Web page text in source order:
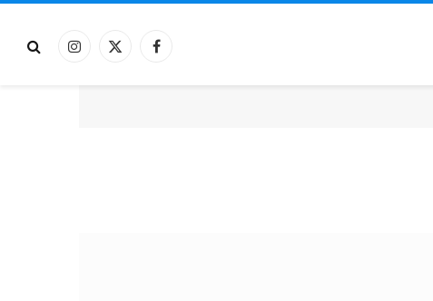
فيسبوكX
الانستغرام